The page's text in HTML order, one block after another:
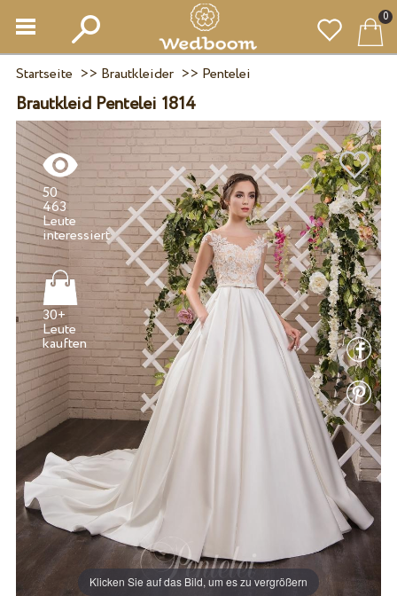
0
Startseite >> Brautkleider>> Pentelei
Brautkleid Pentelei 1814
Klicken Sie auf das Bild, um es zu vergrößern
50
463
Leute
interessiert
30+
Leute
kauften